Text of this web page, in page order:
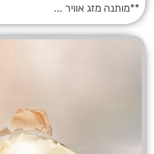
**מותנה מזג אוויר ...